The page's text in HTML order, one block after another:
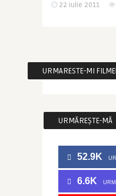
22 iulie 2011
URMARESTE-MI
URMĂREȘTE-MĂ
52.9K
6.6K